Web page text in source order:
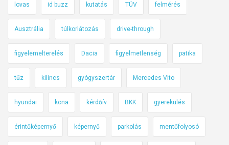
lovas id buzz kutatás TÜV felmérés
Ausztrália túlkorlátozás drive-through
figyelemelterelés Dacia figyelmetlenség patika
tűz kilincs gyógyszertár Mercedes Vito
hyundai kona kérdőív BKK gyerekülés
érintőképernyő képernyő parkolás mentőfolyosó